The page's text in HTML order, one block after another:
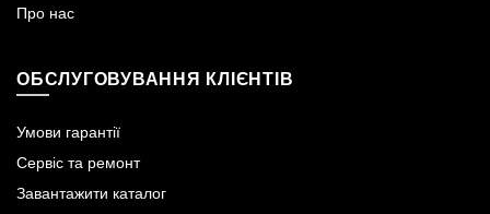
Про нас
ОБСЛУГОВУВАННЯ КЛІЄНТІВ
Умови гарантії
Сервіс та ремонт
Завантажити каталог